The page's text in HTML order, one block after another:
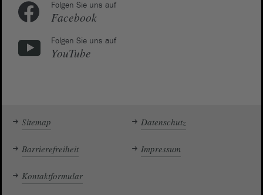
Folgen Sie uns auf
Facebook
Folgen Sie uns auf
YouTube
Sitemap Datenschutz
Barrierefreiheit Impressum
Kontaktformular